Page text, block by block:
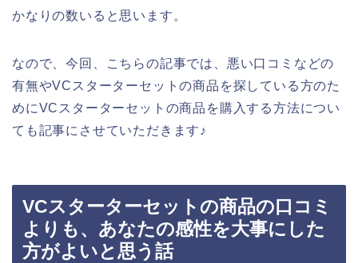
かなりの数いると思います。
なので、今回、こちらの記事では、悪い口コミなどの
有無やVCスターターセットの商品を探している方のた
めにVCスターターセットの商品を購入する方法につい
ても記事にさせていただきます♪
VCスターターセットの商品の口コミ
よりも、あなたの感性を大事にした
方がよいと思う話